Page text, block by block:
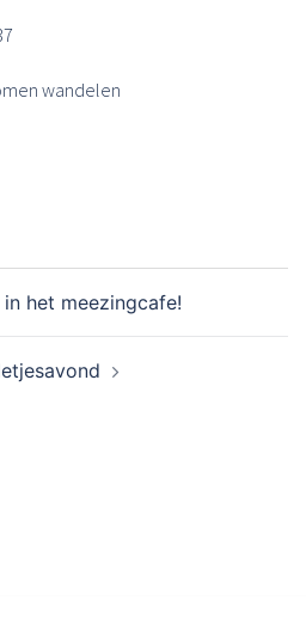
wandelen
in het meezingcafe!